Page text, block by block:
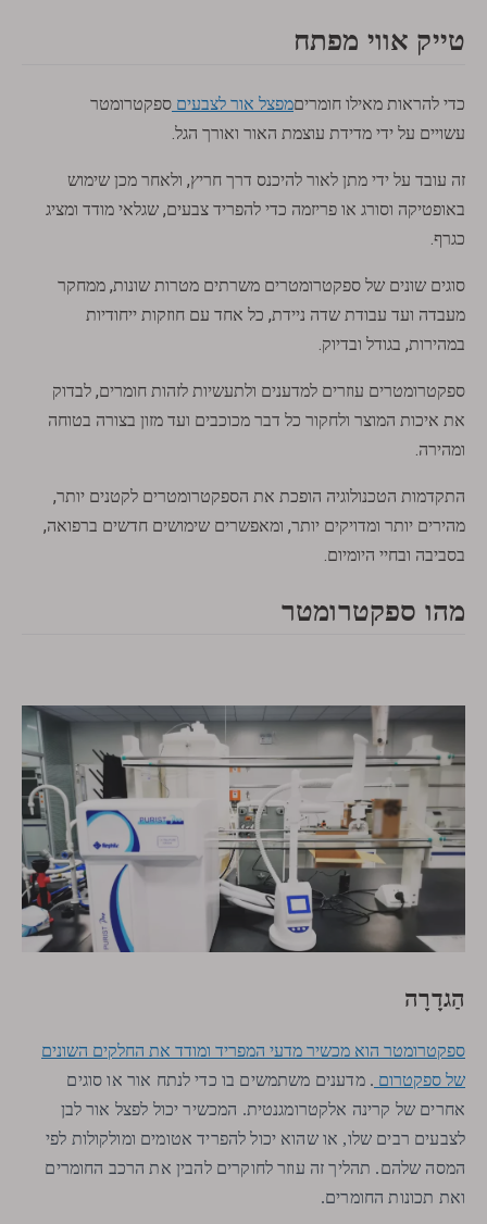
טייק אווי מפתח
ספקטרומטר מפצל אור לצבעיםכדי להראות מאילו חומרים
עשויים על ידי מדידת עוצמת האור ואורך הגל.
זה עובד על ידי מתן לאור להיכנס דרך חריץ, ולאחר מכן שימוש
באופטיקה וסורג או פריזמה כדי להפריד צבעים, שגלאי מודד ומציג
כגרף.
סוגים שונים של ספקטרומטרים משרתים מטרות שונות, ממחקר
מעבדה ועד עבודת שדה ניידת, כל אחד עם חוזקות ייחודיות
במהירות, בגודל ובדיוק.
ספקטרומטרים עוזרים למדענים ולתעשיות לזהות חומרים, לבדוק
את איכות המוצר ולחקור כל דבר מכוכבים ועד מזון בצורה בטוחה
ומהירה.
התקדמות הטכנולוגיה הופכת את הספקטרומטרים לקטנים יותר,
מהירים יותר ומדויקים יותר, ומאפשרים שימושים חדשים ברפואה,
בסביבה ובחיי היומיום.
מהו ספקטרומטר
הַגדָרָה
ספקטרומטר הוא מכשיר מדעי המפריד ומודד את החלקים השונים
של ספקטרום . מדענים משתמשים בו כדי לנתח אור או סוגים
אחרים של קרינה אלקטרומגנטית. המכשיר יכול לפצל אור לבן
לצבעים רבים שלו, או שהוא יכול להפריד אטומים ומולקולות לפי
המסה שלהם. תהליך זה עוזר לחוקרים להבין את הרכב החומרים
ואת תכונות החומרים.